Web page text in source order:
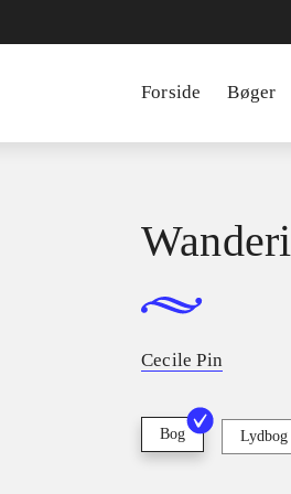
Forside Bøger
Cecile Pin
Bog